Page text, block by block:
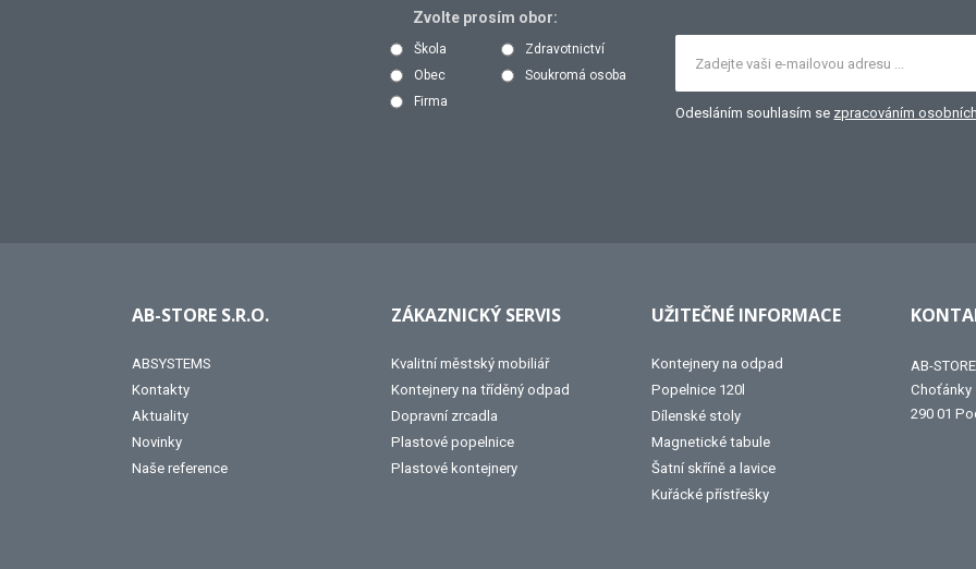
Zvolte prosím obor:
Škola
Zdravotnictví
Obec
Soukromá osoba
Firma
Odesláním souhlasím se zpracováním
AB-STORE S.R.O.
ABSYSTEMS
Kontakty
Aktuality
Novinky
Naše reference
ZÁKAZNICKÝ SERVIS
Kvalitní městský mobiliář
Kontejnery na tříděný odpad
Dopravní zrcadla
Plastové popelnice
Plastové kontejnery
UŽITEČNÉ INFORMACE
Kontejnery na odpad
Popelnice 120l
Dílenské stoly
Magnetické tabule
Šatní skříně a lavice
Kuřácké přístřešky
AB-
Choťánky
290 01